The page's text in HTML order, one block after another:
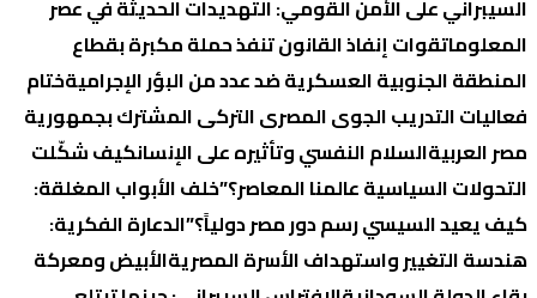
السيبراني على الأمن القومي: التهديدات الحديثة في عصر
المعلوماتقوات إنفاذ القانون تنفذ حملة مكبرة بقطاع
المنطقة الجنوبية العسكرية ضد عدد من البؤر الإجراميةختام
فعاليات التدريب الجوى المصرى التركى المشترك بجمهورية
مصر العربيةالسلام النفسي وتأثيره على الإنسانكيف شكّلت
التحولات السياسية عالمنا المعاصر؟​”خلف الأبواب المغلقة:
كيف يعيد السيسي رسم دور مصر دولياً؟”الدعارة الفكرية:
هندسة التغيير واستهداف الأسرة المصريةالأبيض ومعركة